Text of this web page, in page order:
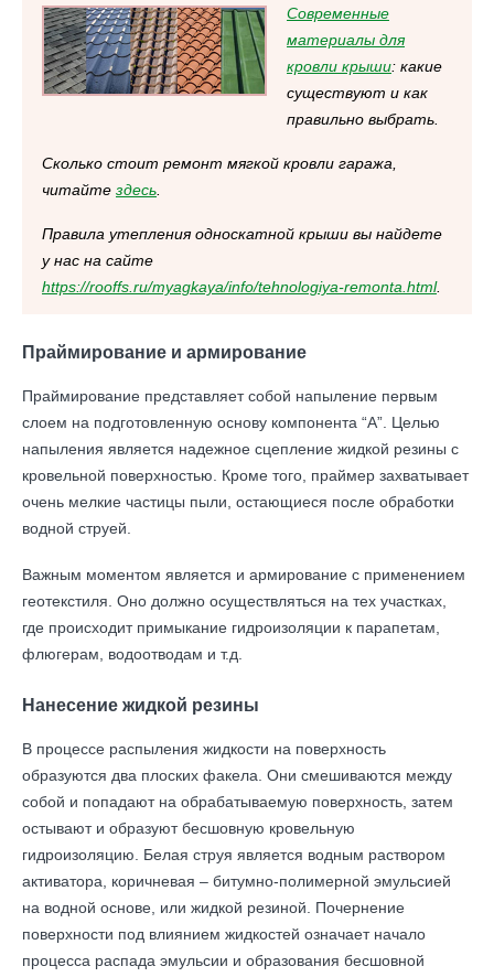
Современные
материалы для
кровли крыши: какие
существуют и как
правильно выбрать.
Сколько стоит ремонт мягкой кровли гаража,
читайте здесь
Правила утепления односкатной крыши вы найдете
у нас на сайте
https://rooffs.ru/myagkaya/info/tehnologiya-remonta.html.
Праймирование и армирование
Праймирование представляет собой напыление первым
слоем на подготовленную основу компонента “А”. Целью
напыления является надежное сцепление жидкой резины с
кровельной поверхностью. Кроме того, праймер захватывает
очень мелкие частицы пыли, остающиеся после обработки
водной струей.
Важным моментом является и армирование с применением
геотекстиля. Оно должно осуществляться на тех участках,
где происходит примыкание гидроизоляции к парапетам,
флюгерам, водоотводам и т.д.
Нанесение жидкой резины
В процессе распыления жидкости на поверхность
образуются два плоских факела. Они смешиваются между
собой и попадают на обрабатываемую поверхность, затем
остывают и образуют бесшовную кровельную
гидроизоляцию. Белая струя является водным раствором
активатора, коричневая – битумно-полимерной эмульсией
на водной основе, или жидкой резиной. Почернение
поверхности под влиянием жидкостей означает начало
процесса распада эмульсии и образования бесшовной